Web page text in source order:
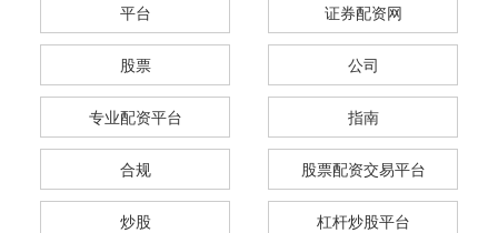
平台 证券配资网
股票 公司
专业配资平台 指南
合规 股票配资交易平台
炒股 杠杆炒股平台